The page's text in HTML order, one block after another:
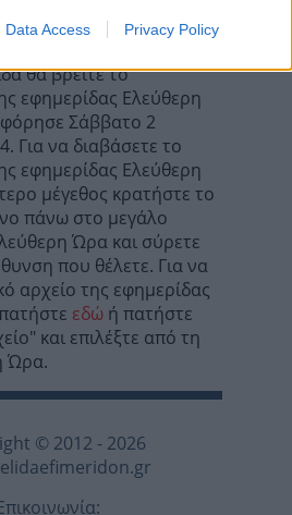
Data Access Privacy Policy
προσωρινά!
θα βρείτε το
εφημερίδας Ελεύθερη
Σάββατο 2
Για να διαβάσετε το
εφημερίδας Ελεύθερη
μέγεθος κρατήστε το
πάνω στο μεγάλο
Ώρα και σύρετε
που θέλετε. Για να
αρχείο της εφημερίδας
εδώ ή πατήστε
και επιλέξτε από τη
Ώρα.
© 2012 - 2026